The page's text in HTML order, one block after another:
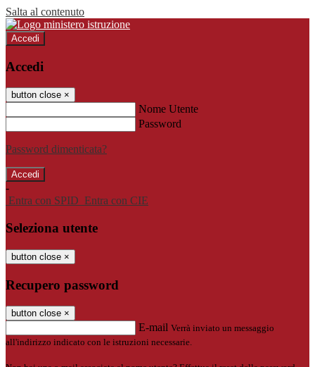
Salta al contenuto
Accedi
Accedi
button close ×
Nome Utente
Password
Password dimenticata?
-
Entra con SPID Entra con CIE
Seleziona utente
button close ×
Recupero password
button close ×
E-mail Verrà inviato un messaggio
all'indirizzo indicato con le istruzioni necessarie.